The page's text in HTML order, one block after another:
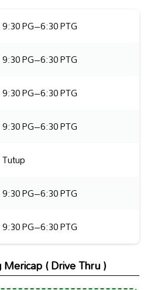
9:30 PG–6:30 PTG
9:30 PG–6:30 PTG
9:30 PG–6:30 PTG
9:30 PG–6:30 PTG
Tutup
9:30 PG–6:30 PTG
9:30 PG–6:30 PTG
( Drive Thru )